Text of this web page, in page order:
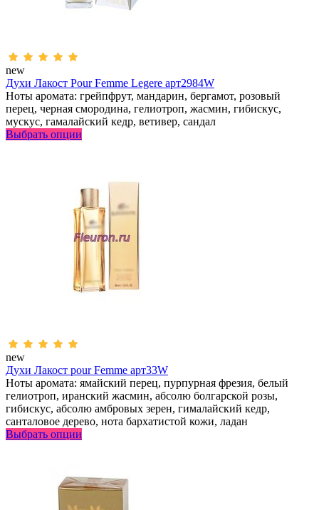
new
Духи Лакост Pour Femme Legere арт2984W
Ноты аромата: грейпфрут, мандарин, бергамот, розовый
перец, черная смородина, гелиотроп, жасмин, гибискус,
мускус, гамалайский кедр, ветивер, сандал
Выбрать опции
new
Духи Лакост pour Femme арт33W
Ноты аромата: ямайский перец, пурпурная фрезия, белый
гелиотроп, иранский жасмин, абсолю болгарской розы,
гибискус, абсолю амбровых зерен, гималайский кедр,
санталовое дерево, нота бархатистой кожи, ладан
Выбрать опции